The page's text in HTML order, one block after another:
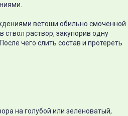
ветоши обильно смоченной
ствол раствор, закупорив одну
чего слить состав и протереть
на голубой или зеленоватый,